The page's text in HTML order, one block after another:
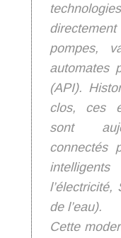
pompes,
automates
(API).
clos, ces
sont
connectés
de l’eau).
Cette